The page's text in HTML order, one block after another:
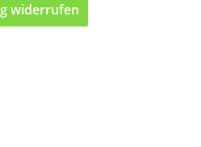
widerrufen